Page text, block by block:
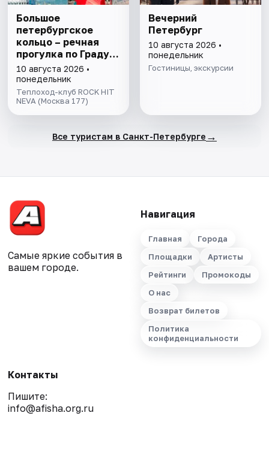
Большое
петербургское
кольцо – речная
прогулка пo Граду
на Неве с
авторской
экскурсией и живой
музыкой в тёплом
салоне теплохода
10 августа 2026 •
понедельник
Теплоход-клуб ROCK HIT
NEVA (Москва 177)
Вечерний
Петербург
10 августа 2026 •
понедельник
Гостиницы, экскурсии
Все туристам в Санкт-Петербурге →
Самые яркие события в
вашем городе.
Навигация
Главная
Города
Площадки
Артисты
Рейтинги
Промокоды
О нас
Возврат билетов
Политика
конфиденциальности
Контакты
Пишите:
info@afisha.org.ru